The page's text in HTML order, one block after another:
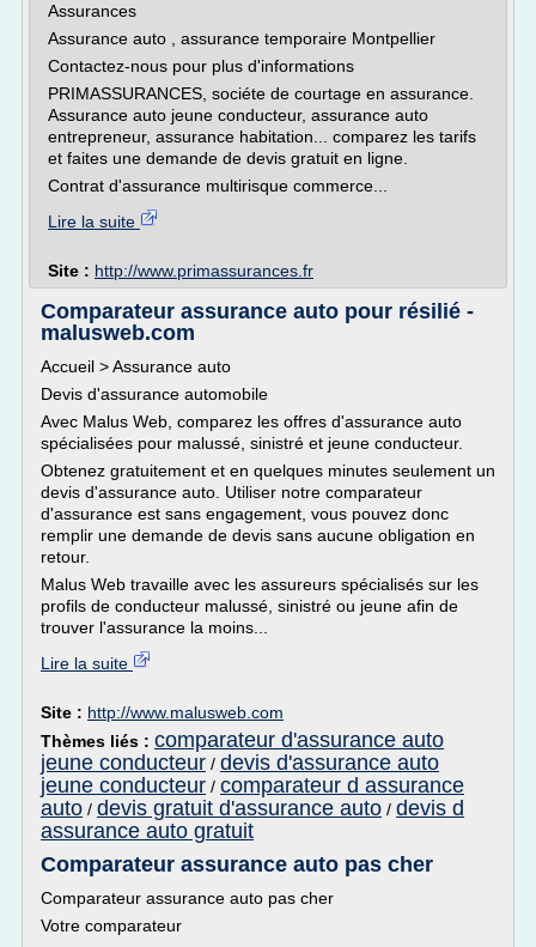
Assurances
Assurance auto , assurance temporaire Montpellier
Contactez-nous pour plus d'informations
PRIMASSURANCES, sociéte de courtage en assurance.
Assurance auto jeune conducteur, assurance auto
entrepreneur, assurance habitation... comparez les tarifs
et faites une demande de devis gratuit en ligne.
Contrat d'assurance multirisque commerce...
Lire la suite
Site : http://www.primassurances.fr
Comparateur assurance auto pour résilié -
malusweb.com
Accueil > Assurance auto
Devis d'assurance automobile
Avec Malus Web, comparez les offres d'assurance auto
spécialisées pour malussé, sinistré et jeune conducteur.
Obtenez gratuitement et en quelques minutes seulement un
devis d'assurance auto. Utiliser notre comparateur
d'assurance est sans engagement, vous pouvez donc
remplir une demande de devis sans aucune obligation en
retour.
Malus Web travaille avec les assureurs spécialisés sur les
profils de conducteur malussé, sinistré ou jeune afin de
trouver l'assurance la moins...
Lire la suite
Site : http://www.malusweb.com
Thèmes liés : comparateur d'assurance auto
jeune conducteur / devis d'assurance auto
jeune conducteur / comparateur d assurance
auto / devis gratuit d'assurance auto / devis d
assurance auto gratuit
Comparateur assurance auto pas cher
Comparateur assurance auto pas cher
Votre comparateur